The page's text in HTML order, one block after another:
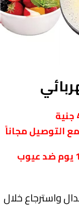
التوصيل مجاناً
ضمان استبدال واسترجاع خلال 14 يوم ضد عيوب
واسترجاع خلال